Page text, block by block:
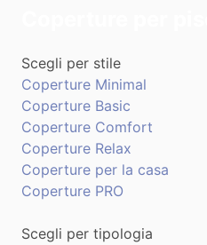
Scegli per stile
Coperture Minimal
Coperture Basic
Coperture Comfort
Coperture Relax
Coperture per la casa
Coperture PRO
Scegli per tipologia